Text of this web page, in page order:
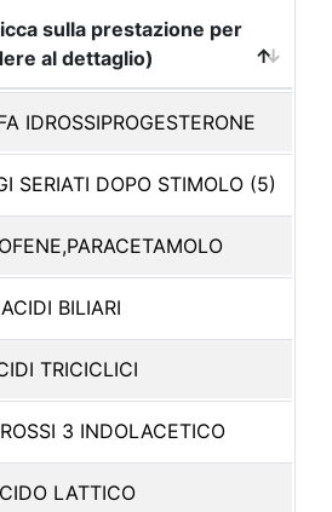
sulla prestazione per
al dettaglio)
IDROSSIPROGESTERONE
SERIATI DOPO STIMOLO (5)
ACIDI BILIARI
TRICICLICI
3 INDOLACETICO
LATTICO